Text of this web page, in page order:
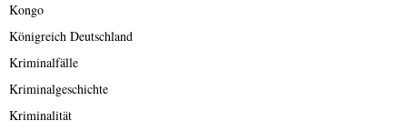
Kongo
Königreich Deutschland
Kriminalfälle
Kriminalgeschichte
Kriminalität